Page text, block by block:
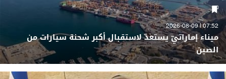
07:52 | 2026-08-09
ميناء إماراتيّ يستعدّ لاستقبال أكبر شحنة سيارات من
الصين